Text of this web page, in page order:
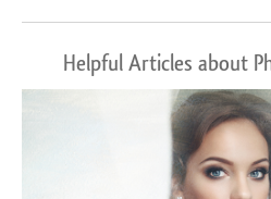
Helpful Articles about